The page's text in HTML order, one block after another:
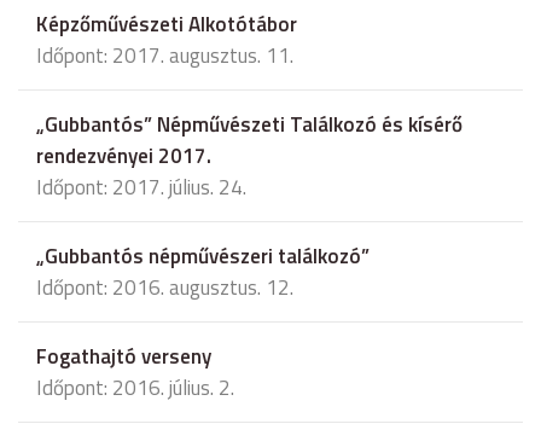
Képzőművészeti Alkotótábor
Időpont: 2017. augusztus. 11.
„Gubbantós” Népművészeti Találkozó és kísérő
rendezvényei 2017.
Időpont: 2017. július. 24.
„Gubbantós népművészeri találkozó”
Időpont: 2016. augusztus. 12.
Fogathajtó verseny
Időpont: 2016. július. 2.